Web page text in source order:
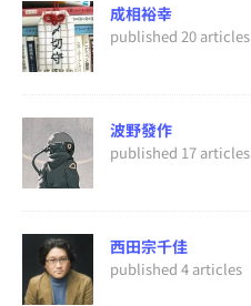
成相裕幸
published 20 articles
波野發作
published 17 articles
西田宗千佳
published 4 articles